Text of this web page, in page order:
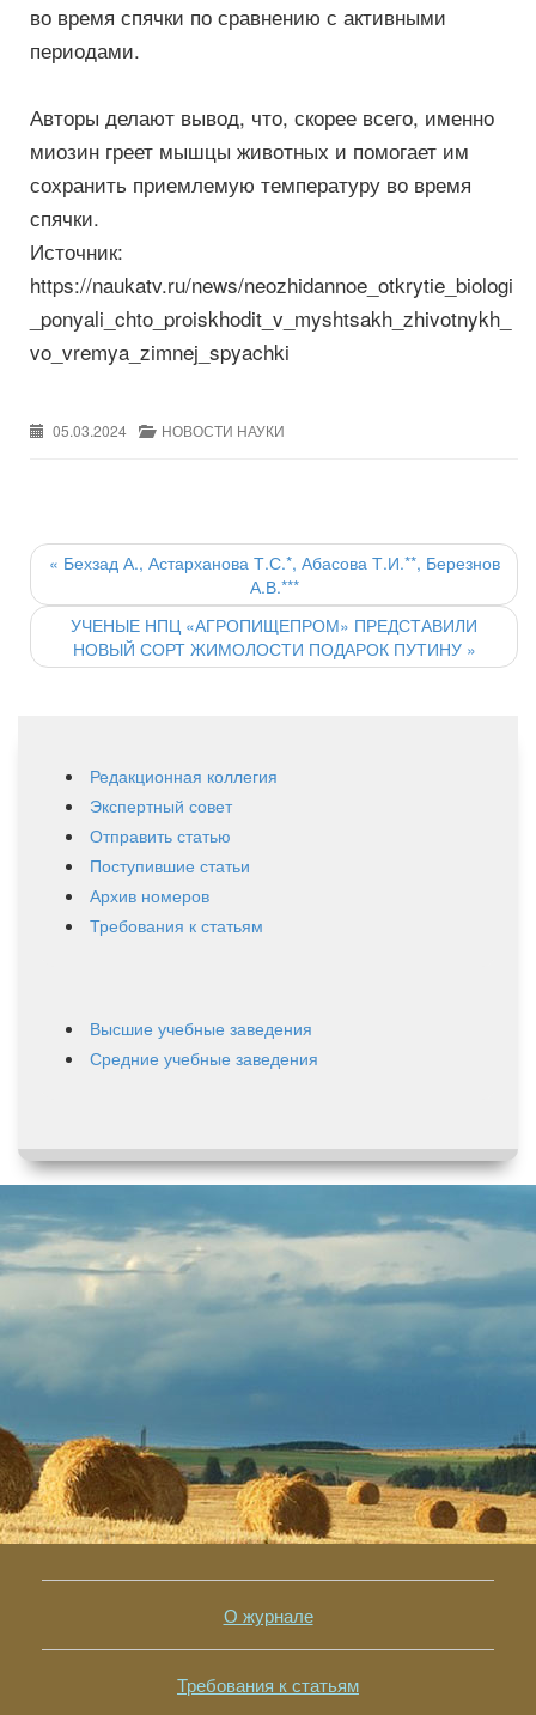
во время спячки по сравнению с активными
периодами.
Авторы делают вывод, что, скорее всего, именно
миозин греет мышцы животных и помогает им
сохранить приемлемую температуру во время
спячки.
Источник:
https://naukatv.ru/news/neozhidannoe_otkrytie_biologi
_ponyali_chto_proiskhodit_v_myshtsakh_zhivotnykh_
vo_vremya_zimnej_spyachki
05.03.2024 НОВОСТИ НАУКИ
Post
navigation
« Бехзад А., Астарханова Т.С.*, Абасова Т.И.**, Березнов
А.В.***
УЧЕНЫЕ НПЦ «АГРОПИЩЕПРОМ» ПРЕДСТАВИЛИ
НОВЫЙ СОРТ ЖИМОЛОСТИ ПОДАРОК ПУТИНУ »
Редакционная коллегия
Экспертный совет
Отправить статью
Поступившие статьи
Архив номеров
Требования к статьям
Высшие учебные заведения
Средние учебные заведения
О журнале
Требования к статьям